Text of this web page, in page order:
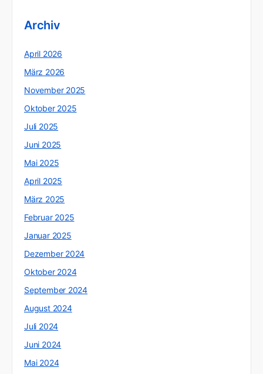
Archiv
April 2026
März 2026
November 2025
Oktober 2025
Juli 2025
Juni 2025
Mai 2025
April 2025
März 2025
Februar 2025
Januar 2025
Dezember 2024
Oktober 2024
September 2024
August 2024
Juli 2024
Juni 2024
Mai 2024